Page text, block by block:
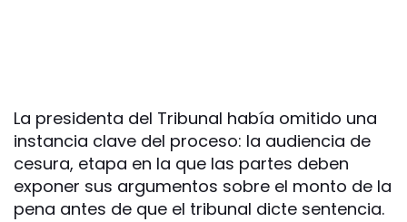
La presidenta del Tribunal había omitido una
instancia clave del proceso: la audiencia de
cesura, etapa en la que las partes deben
exponer sus argumentos sobre el monto de la
pena antes de que el tribunal dicte sentencia.